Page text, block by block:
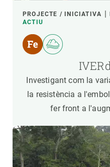
PROJECTE / INICIATIVA
ACTIU
Investigant com la
la resistència a
fer front a